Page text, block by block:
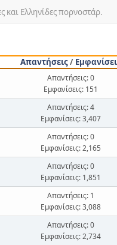
και Ελληνίδες πορνοστάρ.
Απαντήσεις/
Απαντήσεις: 0
Εμφανίσεις: 151
Απαντήσεις: 4
Εμφανίσεις: 3,407
Απαντήσεις: 0
Εμφανίσεις: 2,165
Απαντήσεις: 0
Εμφανίσεις: 1,851
Απαντήσεις: 1
Εμφανίσεις: 3,088
Απαντήσεις: 0
Εμφανίσεις: 2,734